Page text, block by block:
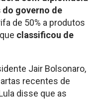
governo de
de 50% a produtos
classificou de
Jair Bolsonaro,
recentes de
disse que as